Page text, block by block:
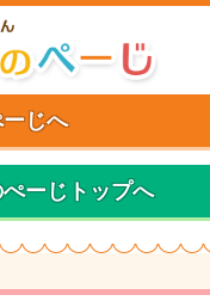
じへ
ーじトップへ